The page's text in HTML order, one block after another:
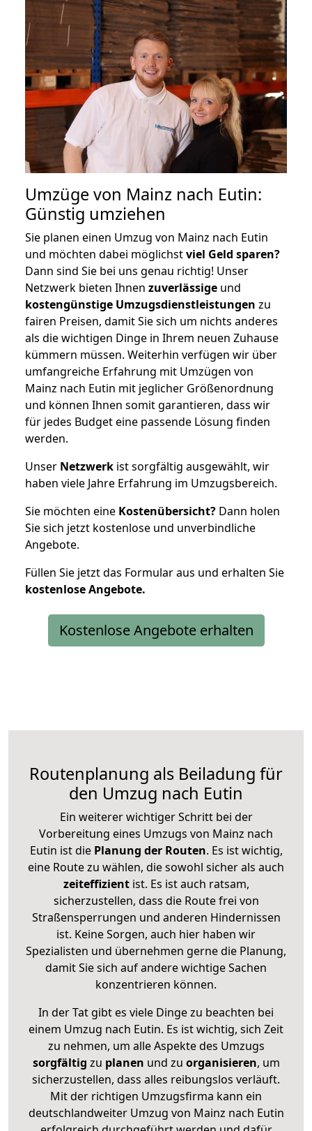
Umzüge von Mainz nach Eutin:
Günstig umziehen
Sie planen einen Umzug von Mainz nach Eutin
und möchten dabei möglichstviel Geld sparen?
Dann sind Sie bei uns genau richtig! Unser
Netzwerk bieten Ihnen zuverlässige und
kostengünstige Umzugsdienstleistungen zu
fairen Preisen, damit Sie sich um nichts anderes
als die wichtigen Dinge in Ihrem neuen Zuhause
kümmern müssen. Weiterhin verfügen wir über
umfangreiche Erfahrung mit Umzügen von
Mainz nach Eutin mit jeglicher Größenordnung
und können Ihnen somit garantieren, dass wir
für jedes Budget eine passende Lösung finden
werden.
Unser Netzwerk ist sorgfältig ausgewählt, wir
haben viele Jahre Erfahrung im Umzugsbereich.
Sie möchten eine Kostenübersicht? Dann holen
Sie sich jetzt kostenlose und unverbindliche
Angebote.
Füllen Sie jetzt das Formular aus und erhalten Sie
kostenloseAngebote.
Kostenlose Angebote erhalten
Routenplanung als Beiladung für
den Umzug nach Eutin
Ein weiterer wichtiger Schritt bei der
Vorbereitung eines Umzugs von Mainz nach
Eutin ist diePlanung der Routen. Es ist wichtig,
eine Route zu wählen, die sowohl sicher als auch
zeiteffizientist. Es ist auch ratsam,
sicherzustellen, dass die Route frei von
Straßensperrungen und anderen Hindernissen
ist. Keine Sorgen, auch hier haben wir
Spezialisten und übernehmen gerne die Planung,
damit Sie sich auf andere wichtige Sachen
konzentrieren können.
In der Tat gibt es viele Dinge zu beachten bei
einem Umzug nach Eutin. Es ist wichtig, sich Zeit
zu nehmen, um alle Aspekte des Umzugs
sorgfältig zu planen und zu organisieren, um
sicherzustellen, dass alles reibungslos verläuft.
Mit der richtigen Umzugsfirma kann ein
deutschlandweiter Umzug von Mainz nach Eutin